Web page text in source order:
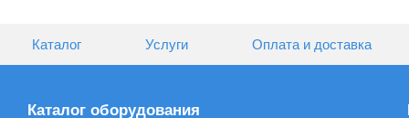
Каталог Услуги Оплата и доставка
Каталог оборудования